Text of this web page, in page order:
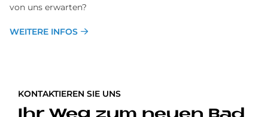
von uns erwarten?
WEITERE INFOS
KONTAKTIEREN SIE UNS